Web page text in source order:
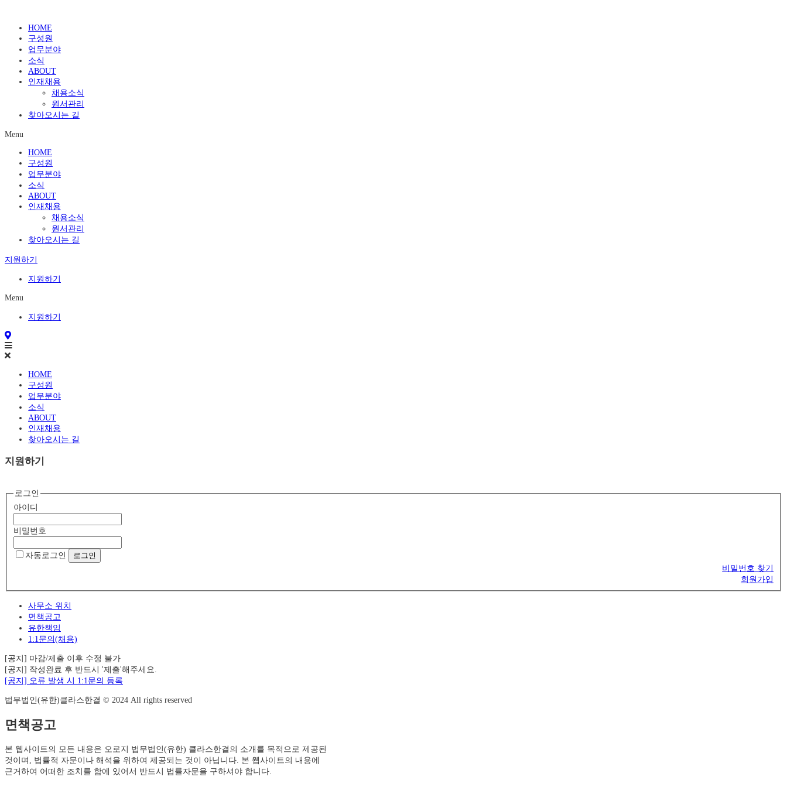
HOME
구성원
업무분야
소식
ABOUT
인재채용
채용소식
원서관리
찾아오시는 길
Menu
HOME
구성원
업무분야
소식
ABOUT
인재채용
채용소식
원서관리
찾아오시는 길
지원하기
지원하기
Menu
지원하기
HOME
구성원
업무분야
소식
ABOUT
인재채용
찾아오시는 길
지원하기
로그인
아이디
비밀번호
자동로그인
비밀번호 찾기
회원가입
사무소 위치
면책공고
유한책임
1:1문의(채용)
[공지] 마감/제출 이후 수정 불가
[공지] 작성완료 후 반드시 '제출'해주세요.
[공지] 오류 발생 시 1:1문의 등록
법무법인(유한)클라스한결 © 2024 All rights reserved
면책공고
본 웹사이트의 모든 내용은 오로지 법무법인(유한) 클라스한결의 소개를 목적으로 제공된
것이며, 법률적 자문이나 해석을 위하여 제공되는 것이 아닙니다. 본 웹사이트의 내용에
근거하여 어떠한 조치를 함에 있어서 반드시 법률자문을 구하셔야 합니다.